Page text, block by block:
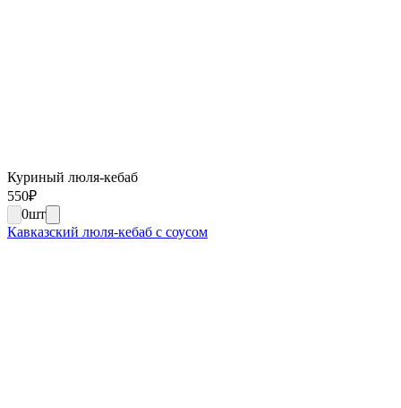
Куриный люля-кебаб
550₽
0шт
Кавказский люля-кебаб с соусом